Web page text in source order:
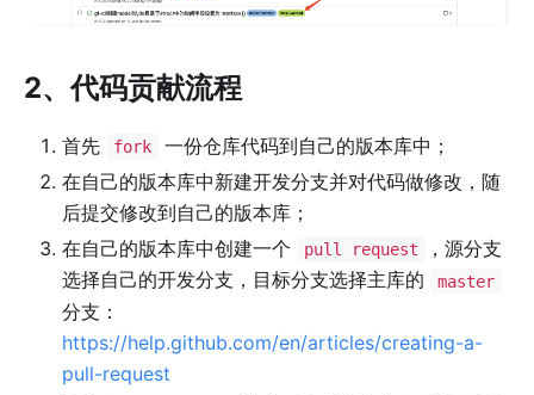
2、代码贡献流程
首先 fork
一份仓库代码到自己的版本库中；
在自己的版本库中新建开发分支并对代码做修改，随
后提交修改到自己的版本库；
在自己的版本库中创建一个
pull request
，源分支
选择自己的开发分支，目标分支选择主库的
master
分支：
https://help.github.com/en/articles/creating-a-
pull-request